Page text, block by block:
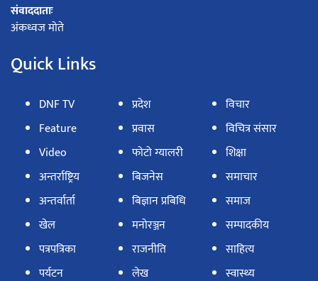
संवाददाताः
अंकध्वज मोते
Quick Links
DNF TV
Feature
Video
अन्तर्राष्ट्रिय
अन्तर्वार्ता
खेल
पत्रपत्रिका
पर्यटन
प्रदेश
प्रवास
फोटो ग्यालरी
बिजनेस
बिज्ञान प्रबिधि
मनोरञ्जन
राजनीति
लेख
विचार
विचित्र संसार
शिक्षा
समाचार
समाज
सम्पादकीय
साहित्य
स्वास्थ्य